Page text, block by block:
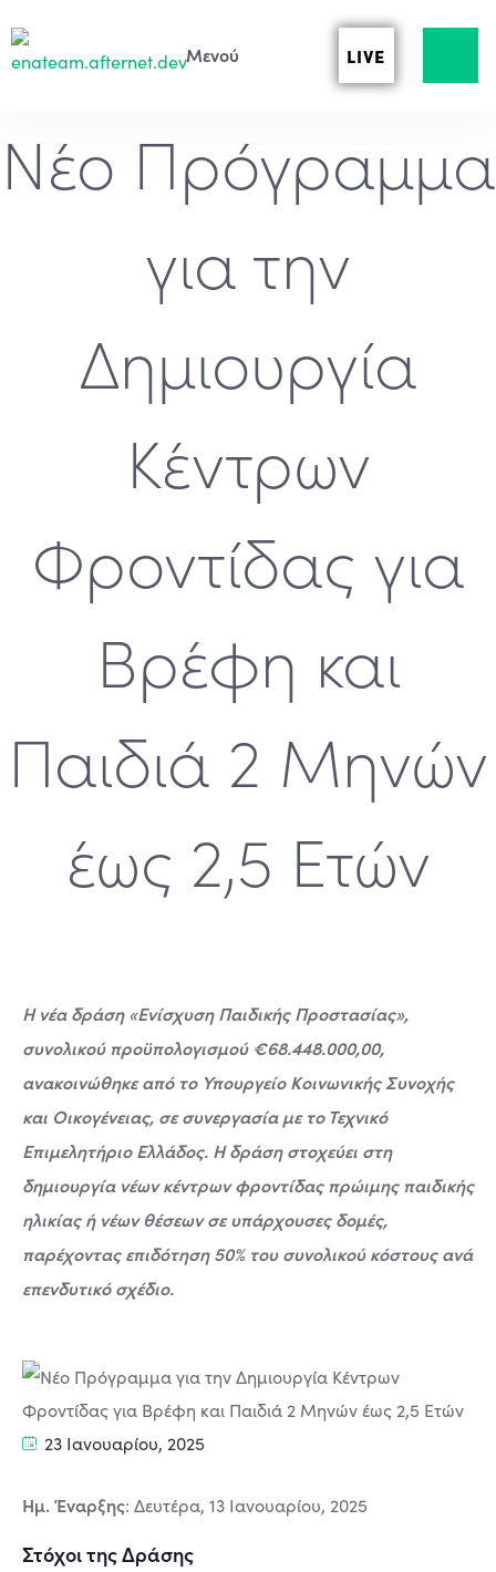
LIVE
Νέο Πρόγραμμα
για την
Δημιουργία
Κέντρων
Φροντίδας για
Βρέφη και
Παιδιά 2 Μηνών
έως 2,5 Ετών
Η νέα δράση «Ενίσχυση Παιδικής Προστασίας»,
συνολικού προϋπολογισμού €68.448.000,00,
ανακοινώθηκε από το Υπουργείο Κοινωνικής Συνοχής
και Οικογένειας, σε συνεργασία με το Τεχνικό
Επιμελητήριο Ελλάδος. Η δράση στοχεύει στη
δημιουργία νέων κέντρων φροντίδας πρώιμης παιδικής
ηλικίας ή νέων θέσεων σε υπάρχουσες δομές,
παρέχοντας επιδότηση 50% του συνολικού κόστους ανά
επενδυτικό σχέδιο.
23 Ιανουαρίου, 2025
Ημ. Έναρξης: Δευτέρα, 13 Ιανουαρίου, 2025
Στόχοι της Δράσης